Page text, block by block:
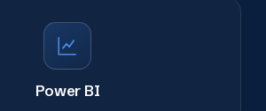
Power BI